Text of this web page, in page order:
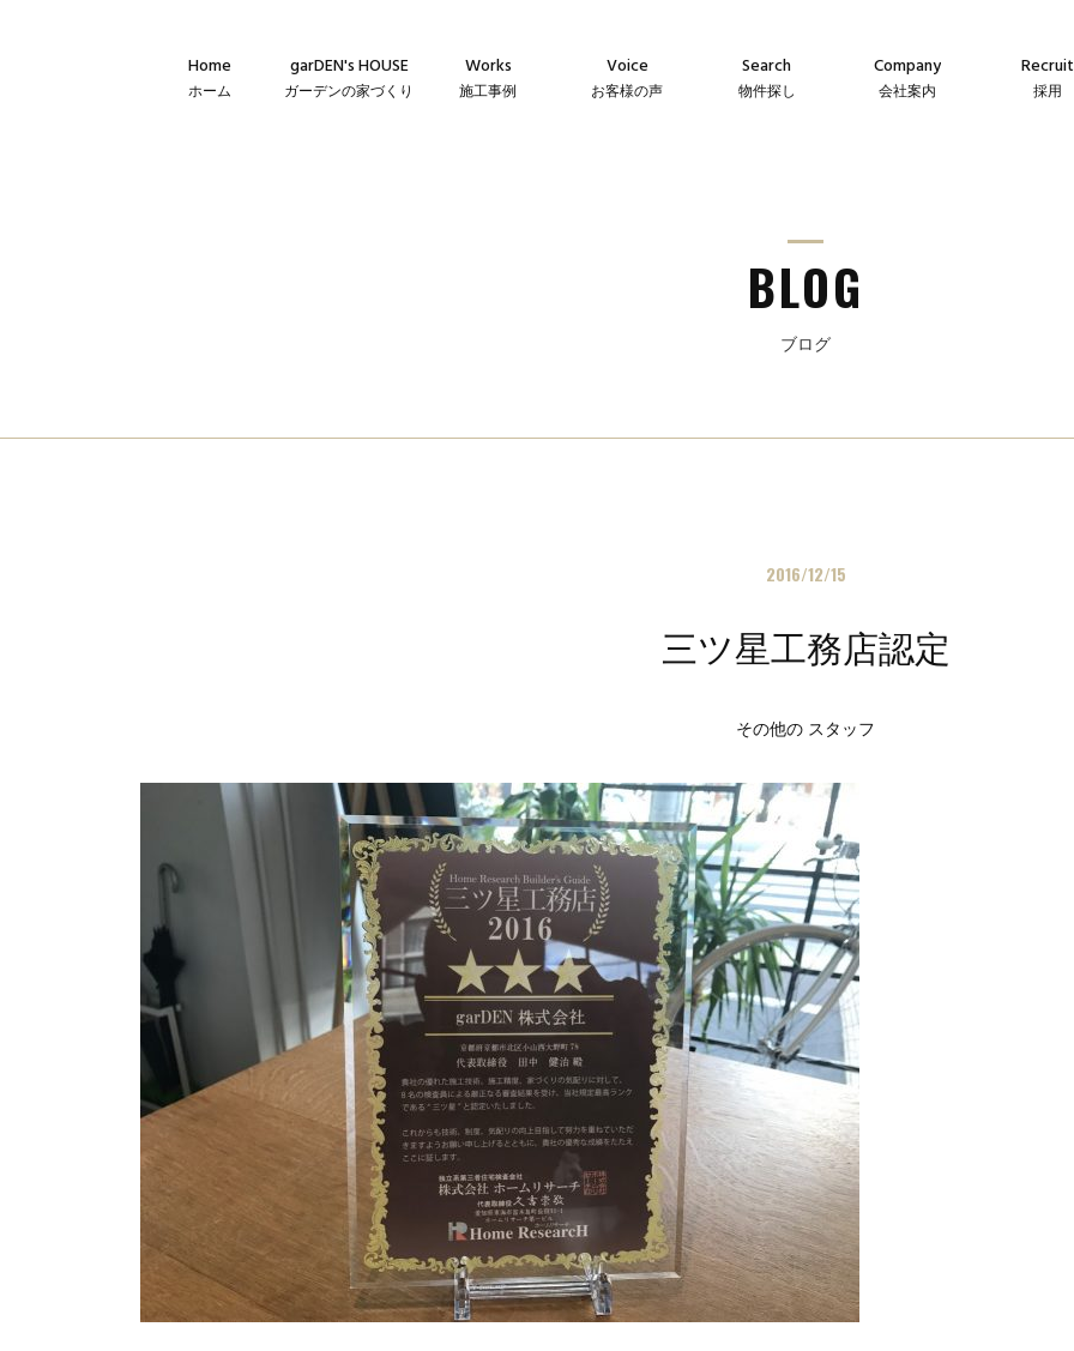
Home
ホーム
garDEN's HOUSE
ガーデンの家づくり
Works
施工事例
Voice
お客様の声
Search
物件探し
自社販売物件
Company
会社案内
Recruit
採用
BLOG
ブログ
2016/12/15
三ツ星工務店認定
その他の スタッフ